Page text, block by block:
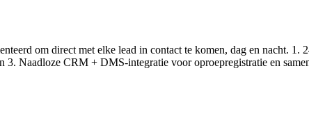
om direct met elke lead in contact te komen, dag en nacht. 1.
Naadloze CRM + DMS-integratie voor oproepregistratie en